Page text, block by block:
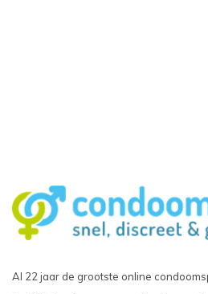
Al 22 jaar de grootste online